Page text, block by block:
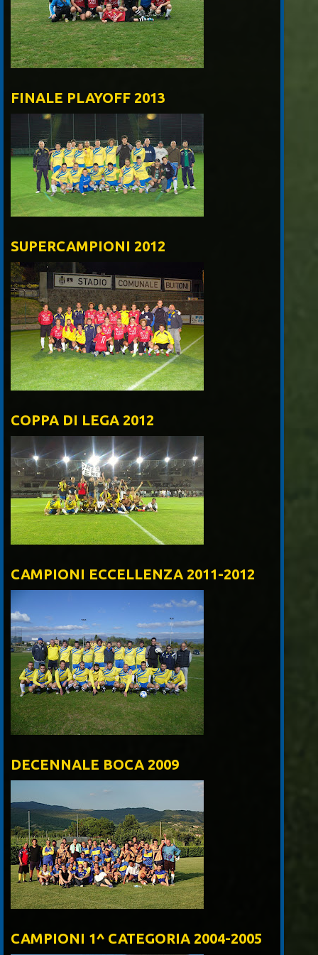
FINALE PLAYOFF 2013
SUPERCAMPIONI 2012
COPPA DI LEGA 2012
CAMPIONI ECCELLENZA 2011-2012
DECENNALE BOCA 2009
CAMPIONI 1^ CATEGORIA 2004-2005